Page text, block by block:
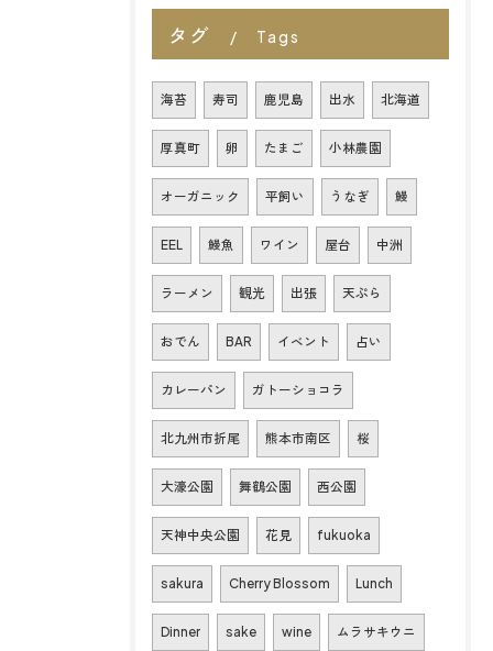
タグ Tags
海苔 寿司 鹿児島 出水 北海道
厚真町 卵 たまご 小林農園
オーガニック 平飼い うなぎ 鰻
EEL 鰻魚 ワイン 屋台 中洲
ラーメン 観光 出張 天ぷら
おでん BAR イベント 占い
カレーパン ガトーショコラ
北九州市折尾 熊本市南区 桜
大濠公園 舞鶴公園 西公園
天神中央公園 花見 fukuoka
sakura Cherry Blossom Lunch
Dinner sake wine ムラサキウニ